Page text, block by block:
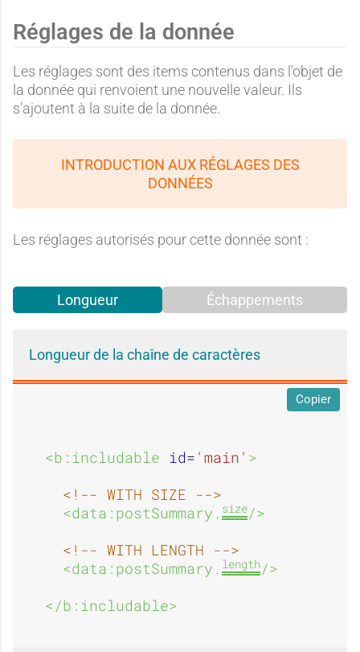
Réglages de la donnée
Les réglages sont des items contenus dans l'objet de
la donnée qui renvoient une nouvelle valeur. Ils
s'ajoutent à la suite de la donnée.
INTRODUCTION AUX RÉGLAGES DES
DONNÉES
Les réglages autorisés pour cette donnée sont :
Longueur Échappements
Longueur de la chaîne de caractères
<b:includable id= 'main' >
<!-- WITH SIZE -->
<data:postSummary. size/>
<!-- WITH LENGTH -->
<data:postSummary. length/>
</b:includable>
Copier